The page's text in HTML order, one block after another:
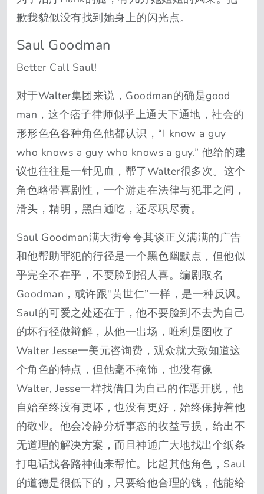
歉我貌似没有找到她身上的闪光点。
Saul Goodman
Better Call Saul!
对于Walter集团来说，Goodman的确是good
man，这个痞子律师似乎上通天下通地，社会的
形形色色各种角色他都认识，“I know a guy
who knows a guy who knows a guy.” 他给的建
议也往往是一针见血，帮了Walter很多次。这个
角色略带喜剧性，一个游走在法律与犯罪之间，
滑头，精明，黑白通吃，还尽职尽责。
Saul Goodman满大街夸夸其谈正义满满的广告
和他帮助罪犯的行径是一个黑色幽默点，但他似
乎完全不在乎，不要脸到招人喜。编剧取名
Goodman，或许跟“黄世仁”一样，是一种反讽。
Saul的可爱之处还在于，他不要脸到不去为自己
的坏行径做辩解，从他一出场，唯利是图收了
Walter Jesse一美元咨询费，观众就大致知道这
个角色的特点，但他毫不掩饰，也没有像
Walter, Jesse一样找借口为自己的作恶开脱，他
自始至终没有更坏，也没有更好，始终保持着他
的敬业。他会冷静分析事态的收益亏损，给出不
无道理的解决方案，而且神通广大地找出个纸条
打电话找各路神仙来帮忙。比起其他角色，Saul
的道德是很低下的，只要给他合理的钱，他能给